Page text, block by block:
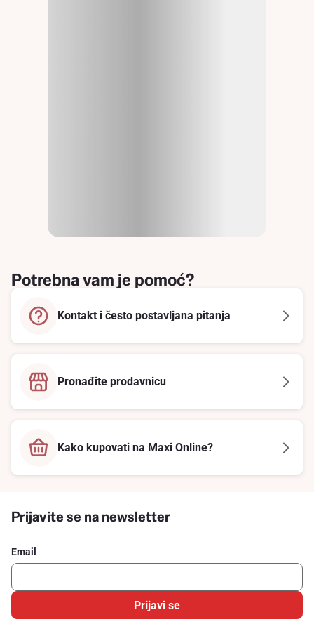
Potrebna vam je pomoć?
Kontakt i često postavljana pitanja
Pronađite prodavnicu
Kako kupovati na Maxi Online?
Prijavite se na newsletter
Email
Prijavi se